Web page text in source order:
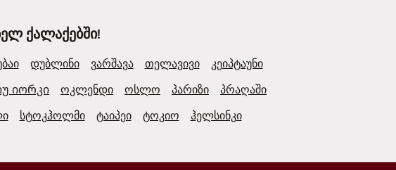
ქალაქებში!
დუბლინი ვარშავა თელავივი
კეიპტაუნი
იორკი ოკლენდი ოსლო პარიზი
პრაღაში
სტოკჰოლმი ტაიპეი ტოკიო ჰელსინკი